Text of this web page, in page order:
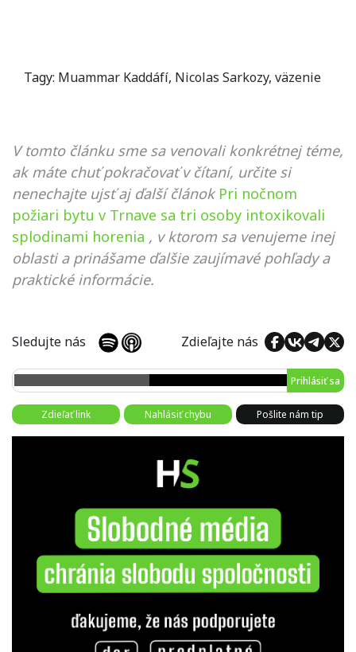
Tagy: Muammar Kaddáfí, Nicolas Sarkozy, väzenie
V tomto článku sme sa venovali konkrétnej téme,
ak máte chuť pokračovať v čítaní, určite si
nenechajte ujsť aj ďalší článok Pri nočnom
požiari bytu v Trnave sa tri osoby intoxikovali
splodinami horenia , v ktorom sa venujeme inej
oblasti a prinášame ďalšie zaujímavé pohľady a
praktické informácie.
Sledujte nás Zdieľajte nás
Prihlásiť sa
Zdieľať link Nahlásiť chybu Pošlite nám tip